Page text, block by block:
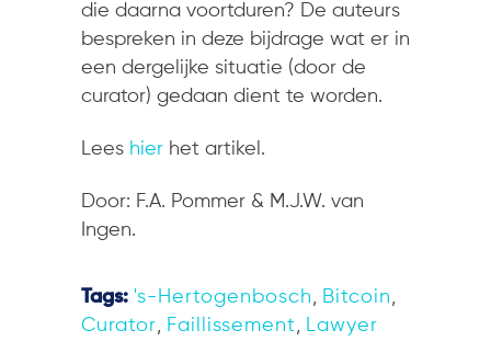
die daarna voortduren? De auteurs
bespreken in deze bijdrage wat er in
een dergelijke situatie (door de
curator) gedaan dient te worden.
Lees hier het artikel.
Door: F.A. Pommer & M.J.W. van
Ingen.
Tags: 's-Hertogenbosch, Bitcoin,
Curator, Faillissement, Lawyer